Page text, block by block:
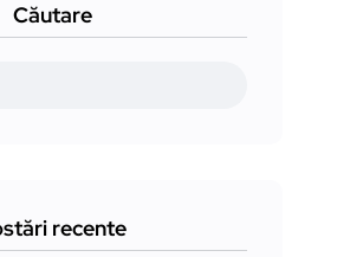
Căutare
recente